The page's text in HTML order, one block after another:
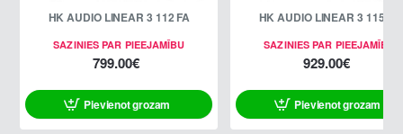
SAZINIES PAR PIEEJAMĪBU
HK AUDIO LINEAR 3 112 FA
799.00€
Pievienot grozam
SAZINIES PAR PIEEJAMĪBU
HK AUDIO LINEAR 3 115 FA
929.00€
Pievienot grozam